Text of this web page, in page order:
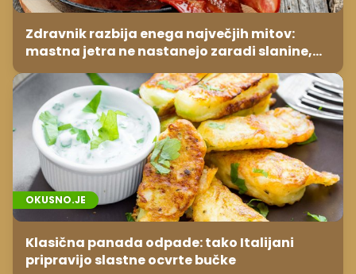
Zdravnik razbija enega največjih mitov:
mastna jetra ne nastanejo zaradi slanine,
temveč zaradi živila, ki ga imamo vsi radi
OKUSNO.JE
Klasična panada odpade: tako Italijani
pripravijo slastne ocvrte bučke